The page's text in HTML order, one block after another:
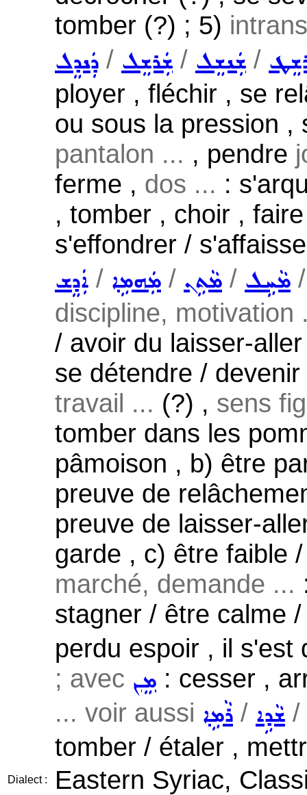
tomber (?) ; 5)
ܕܲܢܕܸܠ / ܫܲܪܫܸܠ / ܫܲܢܫܸܠ /
ployer , fléchir , se
ou sous la pression ,
pantalon ... , pendre
ferme , dos ... :
, tomber , choir ,
s'effondrer /
ܐܲܕܸܫ / ܡܲܗܡܹܐ / ܡܵܬܹܢ / ܡܵܚܹܠ
discipline, motivation
/ avoir du laisser-
se détendre /
travail ... (?) , sens
tomber dans les
pâmoison , b) être
preuve de
preuve de laisser-
garde , c) être faible
marché, demande ...
stagner / être calme
perdu espoir , il
; avec ܡܸܢ : cesser ,
... voir aussi ܪܵܡܹܐ / ܫܵܕܹܐ /
tomber / étaler ,
Dialect : Eastern Syriac,